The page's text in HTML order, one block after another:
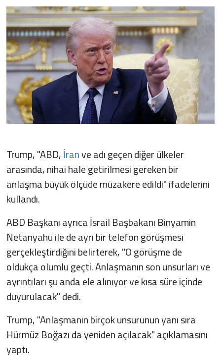
Trump, "ABD,İranve adı geçen diğer ülkeler
arasında, nihai hale getirilmesi gereken bir
anlaşma büyük ölçüde müzakere edildi" ifadelerini
kullandı.
ABD Başkanı ayrıca İsrail Başbakanı Binyamin
Netanyahu ile de ayrı bir telefon görüşmesi
gerçekleştirdiğini belirterek, "O görüşme de
oldukça olumlu geçti. Anlaşmanın son unsurları ve
ayrıntıları şu anda ele alınıyor ve kısa süre içinde
duyurulacak" dedi.
Trump, "Anlaşmanın birçok unsurunun yanı sıra
Hürmüz Boğazı da yeniden açılacak" açıklamasını
yaptı.